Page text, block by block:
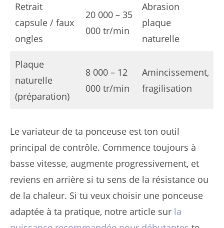
Retrait
capsule / faux
ongles
20 000 – 35
000 tr/min
Abrasion
plaque
naturelle
Plaque
naturelle
(préparation)
8 000 – 12
000 tr/min
Amincissement,
fragilisation
Le variateur de ta ponceuse est ton outil
principal de contrôle. Commence toujours à
basse vitesse, augmente progressivement, et
reviens en arrière si tu sens de la résistance ou
de la chaleur. Si tu veux choisir une ponceuse
adaptée à ta pratique, notre article sur la